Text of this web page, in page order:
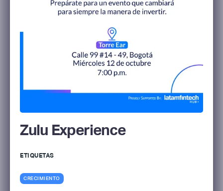
Zulu Experience
ETIQUETAS
CRECIMIENTO